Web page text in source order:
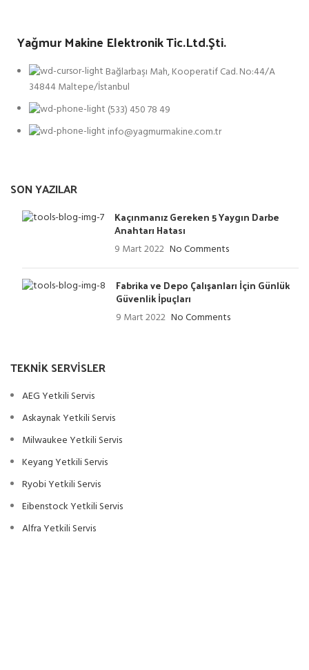
Yağmur Makine Elektronik Tic.Ltd.Şti.
Bağlarbaşı Mah, Kooperatif Cad. No:44/A
34844 Maltepe/İstanbul
(533) 450 78 49
info@yagmurmakine.com.tr
SON YAZILAR
Kaçınmanız Gereken 5 Yaygın Darbe
Anahtarı Hatası
9 Mart 2022 No Comments
Fabrika ve Depo Çalışanları İçin Günlük
Güvenlik İpuçları
9 Mart 2022 No Comments
TEKNIK SERVISLER
AEG Yetkili Servis
Askaynak Yetkili Servis
Milwaukee Yetkili Servis
Keyang Yetkili Servis
Ryobi Yetkili Servis
Eibenstock Yetkili Servis
Alfra Yetkili Servis